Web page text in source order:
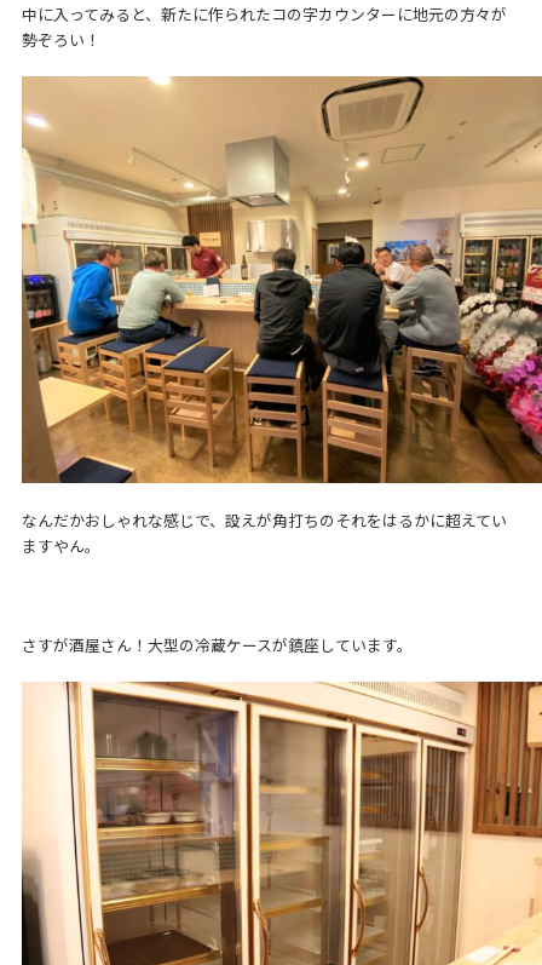
中に入ってみると、新たに作られたコの字カウンターに地元の方々が
勢ぞろい！
なんだかおしゃれな感じで、設えが角打ちのそれをはるかに超えてい
ますやん。
さすが酒屋さん！大型の冷蔵ケースが鎮座しています。